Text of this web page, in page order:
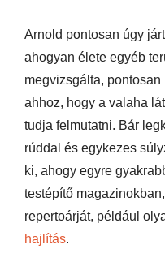
Arnold pontosan úgy
ahogyan élete egyéb
megvizsgálta,
ahhoz, hogy a valaha
tudja felmutatni. Bár
rúddal és egykezes
ki, ahogy egyre
testépítő
repertoárját, például
hajlítás.